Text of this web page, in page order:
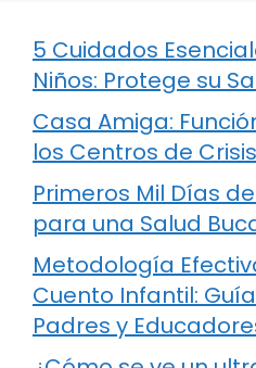
5 Cuidados
Niños: Protege su
Casa Amiga:
los Centros de
Primeros Mil Días
para una Salud
Metodología
Cuento Infantil:
Padres y